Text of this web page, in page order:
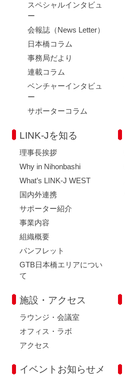
スペシャルインタビュ
ー
会報誌（News Letter）
日本橋コラム
事務局だより
連載コラム
ベンチャーインタビュ
ー
サポーターコラム
LINK-Jを知る
理事長挨拶
Why in Nihonbashi
What’s LINK-J WEST
国内外連携
サポーター紹介
事業内容
組織概要
パンフレット
GTB日本橋エリアについ
て
施設・アクセス
ラウンジ・会議室
オフィス・ラボ
アクセス
イベントお知らせメ